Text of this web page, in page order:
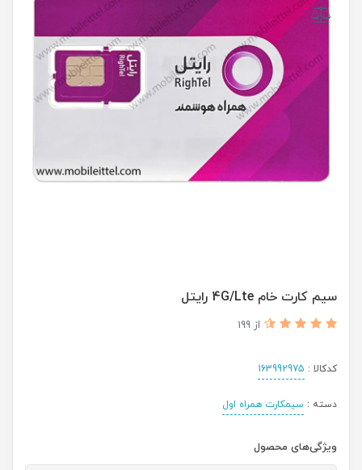
سیم کارت خام 4G/Lte رایتل
از 199
کدکالا : 163992975
دسته : سیمکارت همراه اول
ویژگی‌های محصول